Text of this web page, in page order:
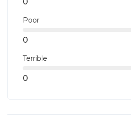
Poor
0
Terrible
0